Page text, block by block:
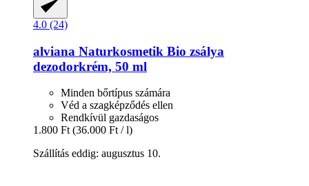
4.0 (24)
alviana Naturkosmetik Bio zsálya
dezodorkrém, 50 ml
Minden bőrtípus számára
Véd a szagképződés ellen
Rendkívül gazdaságos
1.800 Ft (36.000 Ft / l)
Szállítás eddig: augusztus 10.